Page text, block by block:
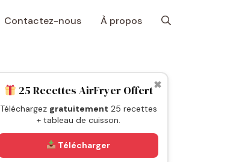
Contactez-nous À propos
✖
25 Recettes AirFryer Offert
Téléchargez gratuitement 25 recettes
+ tableau de cuisson.
Télécharger